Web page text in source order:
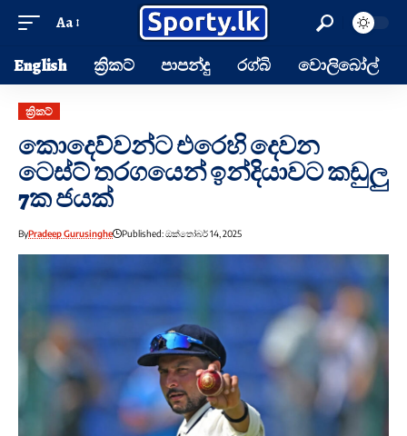
Aa
English ක්‍රිකට් පාපන්දු රග්බි වොලිබෝල්
ක්‍රිකට්
කොදෙව්වන්ට එරෙහි දෙවන
ටෙස්ට් තරගයෙන් ඉන්දියාවට කඩුලු
7ක ජයක්
ByPradeep Gurusinghe Published: ඔක්තෝබර් 14, 2025